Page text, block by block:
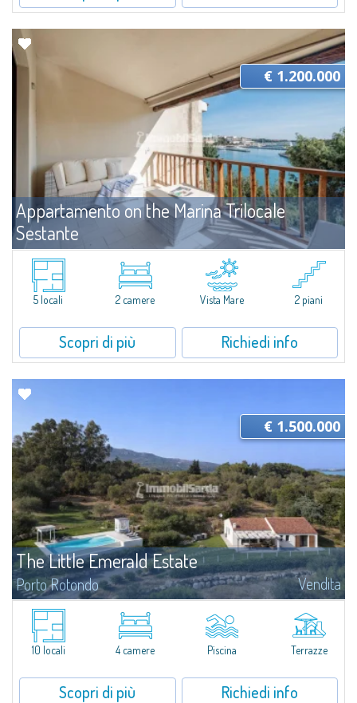
Appartamento on the Marina Trilocale
Sestante
Porto Cervo Vendita
​Esclusivo appartamento fronte mare su due livelli, nel cuore della Marina di
Porto Cervo.All’interno de Il Sestante, prestigioso complesso residenziale
immerso in un curato parco condominiale, questa proprietà...
€ 1.200.000
5 locali 2 camere Vista Mare 2 piani
Scopri di più Richiedi info
The Little Emerald Estate
Porto Rotondo Vendita
Tenuta con villa e stazzo indipendente con piscina panoramica - Cugnana,
Porto RotondoNel cuore delle colline di Cugnana, a pochi minuti da Porto
Rotondo e dalle più belle spiagge della Costa Smeralda, proponiamo in...
€ 1.500.000
10 locali 4 camere Piscina Terrazze
Scopri di più Richiedi info